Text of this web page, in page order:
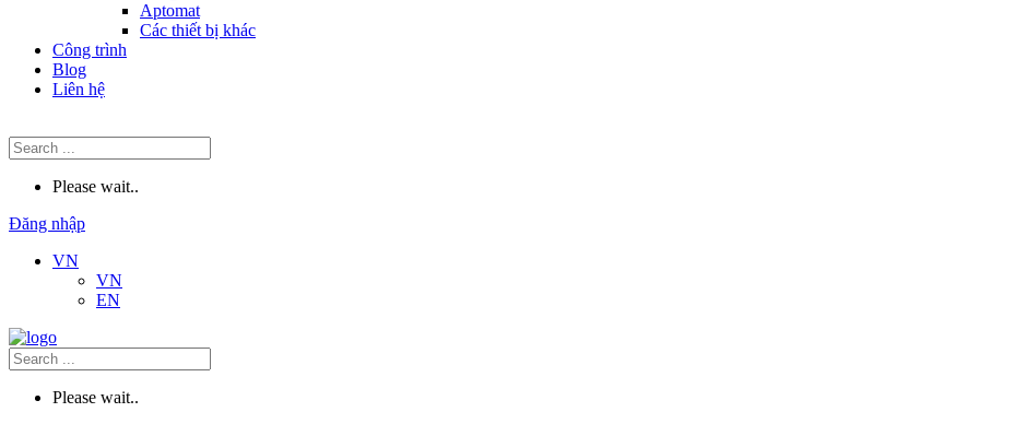
Aptomat
Các thiết bị khác
Công trình
Blog
Liên hệ
Please wait..
Đăng nhập
VN
VN
EN
Please wait..